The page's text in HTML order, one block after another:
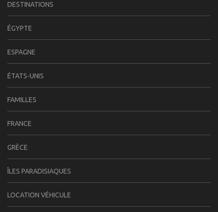
DESTINATIONS
ÉGYPTE
ESPAGNE
ÉTATS-UNIS
FAMILLES
FRANCE
GRÈCE
ÎLES PARADISIAQUES
LOCATION VÉHICULE